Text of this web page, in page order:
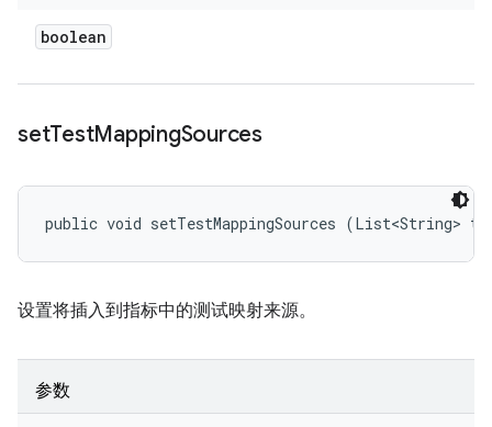
boolean
setTestMappingSources
public void setTestMappingSources (List<String>
设置将插入到指标中的测试映射来源。
参数